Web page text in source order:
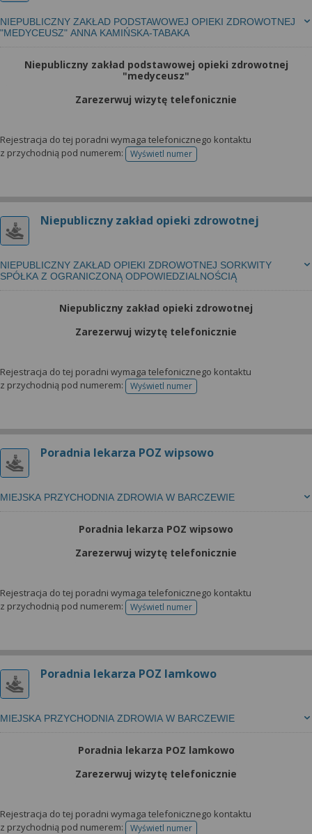
NIEPUBLICZNY ZAKŁAD PODSTAWOWEJ OPIEKI ZDROWOTNEJ
"MEDYCEUSZ" ANNA KAMIŃSKA-TABAKA
Niepubliczny zakład podstawowej opieki zdrowotnej
"medyceusz"
Zarezerwuj wizytę telefonicznie
Rejestracja do tej poradni wymaga telefonicznego kontaktu
z przychodnią pod numerem:
Wyświetl numertelefonu do rejestracji
Niepubliczny zakład opieki zdrowotnej
NIEPUBLICZNY ZAKŁAD OPIEKI ZDROWOTNEJ SORKWITY
SPÓŁKA Z OGRANICZONĄ ODPOWIEDZIALNOŚCIĄ
Niepubliczny zakład opieki zdrowotnej
Zarezerwuj wizytę telefonicznie
Rejestracja do tej poradni wymaga telefonicznego kontaktu
z przychodnią pod numerem:
Wyświetl numertelefonu do rejestracji
Poradnia lekarza POZ wipsowo
MIEJSKA PRZYCHODNIA ZDROWIA W BARCZEWIE
Poradnia lekarza POZ wipsowo
Zarezerwuj wizytę telefonicznie
Rejestracja do tej poradni wymaga telefonicznego kontaktu
z przychodnią pod numerem:
Wyświetl numertelefonu do rejestracji
Poradnia lekarza POZ lamkowo
MIEJSKA PRZYCHODNIA ZDROWIA W BARCZEWIE
Poradnia lekarza POZ lamkowo
Zarezerwuj wizytę telefonicznie
Rejestracja do tej poradni wymaga telefonicznego kontaktu
z przychodnią pod numerem:
Wyświetl numer